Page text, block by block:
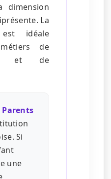
dimension
La
idéale
de
et de
Parents
Si
une